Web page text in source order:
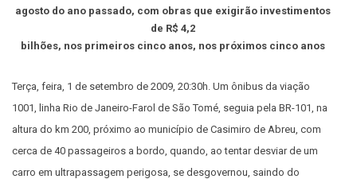
agosto do ano passado, com obras que exigirão investimentos
de R$ 4,2
bilhões, nos primeiros cinco anos, nos próximos cinco anos
Terça, feira, 1 de setembro de 2009, 20:30h. Um ônibus da viação
1001, linha Rio de Janeiro-Farol de São Tomé, seguia pela BR-101, na
altura do km 200, próximo ao município de Casimiro de Abreu, com
cerca de 40 passageiros a bordo, quando, ao tentar desviar de um
carro em ultrapassagem perigosa, se desgovernou, saindo do